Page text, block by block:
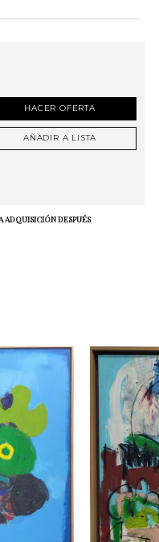
HACER OFERTA
AÑADIR A LISTA
ADQUISICIÓN DESPUÉS